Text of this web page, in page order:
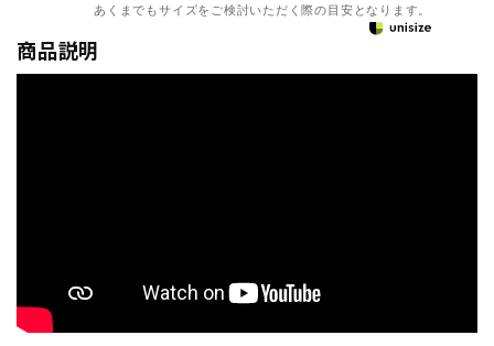
あくまでもサイズをご検討いただく際の目安となります。
商品説明